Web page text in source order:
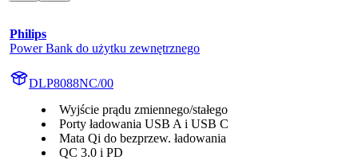
Philips
Power Bank do użytku zewnętrznego
DLP8088NC/00
Wyjście prądu zmiennego/stałego
Porty ładowania USB A i USB C
Mata Qi do bezprzew. ładowania
QC 3.0 i PD